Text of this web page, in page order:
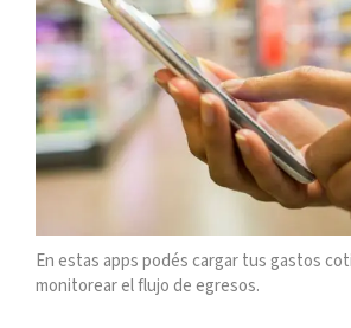
En estas apps podés cargar tus gastos
monitorear el flujo de egresos.